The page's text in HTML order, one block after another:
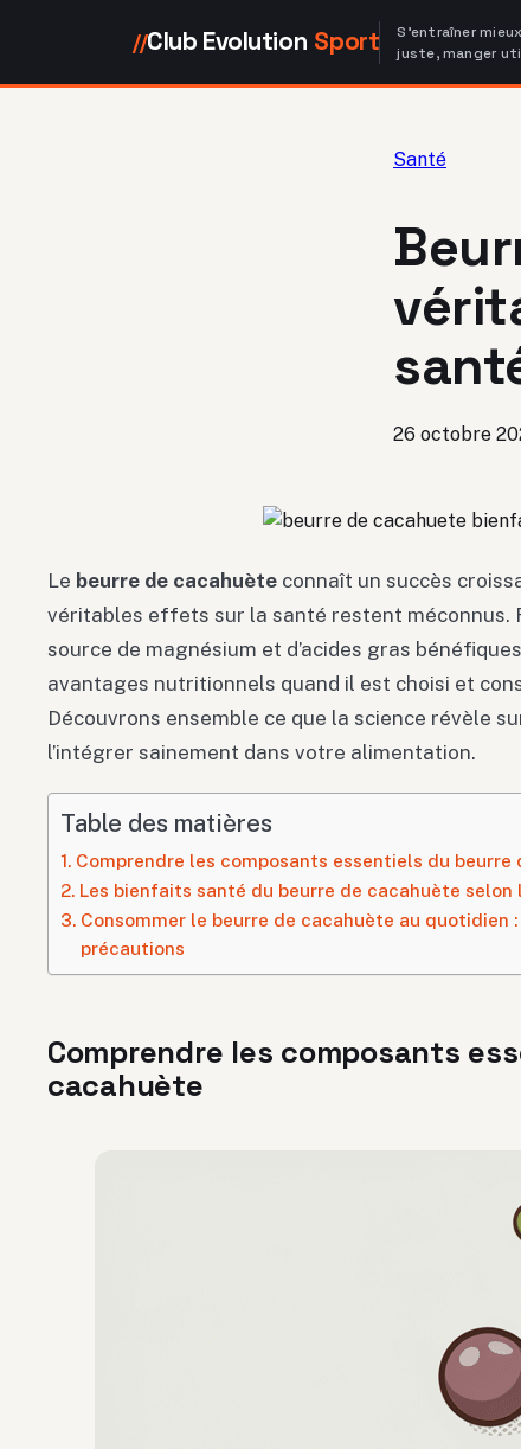
//Club Evolution Sport
S'entraîner
juste, manger
Santé
26 octobre
Le beurre de cacahuète connaît un succès
véritables effets sur la santé restent méconnus.
source de magnésium et d’acides gras
avantages nutritionnels quand il est choisi et
Découvrons ensemble ce que la science révèle
l’intégrer sainement dans votre alimentation.
Table des matières
Comprendre les composants essentiels du beurre
Les bienfaits santé du beurre de cacahuète selon
Consommer le beurre de cacahuète au quotidien
précautions
Comprendre les composants
cacahuète